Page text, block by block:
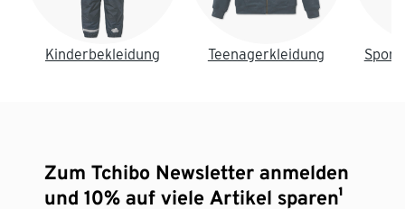
Kinderbekleidung Teenagerkleidung
Zum Tchibo Newsletter anmelden
und 10% auf viele Artikel sparen¹